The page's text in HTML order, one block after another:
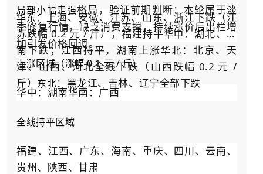
局部小幅走强格局，验证前期判断：本轮属于淡
季修复行情，缺乏消费支撑，持续涨价后出栏增
加引发价格回调。
华东：上海、安徽、江苏、山东、浙江下跌（江
苏跌幅 0.2 元 / 斤），福建持平华中：湖北、河
南下跌；江西持平，湖南上涨华北 ：北京、天
津、山西、河北全线下跌（山西跌幅 0.2 元 /
斤） 东北：黑龙江、吉林、辽宁全部下跌
上涨区域（涨幅 0.1 元 / 斤）
华中：湖南华南：广西
全线持平区域
福建、江西、广东、海南、重庆、四川、云南、
贵州、陕西、甘肃